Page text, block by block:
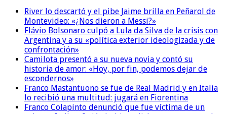
River lo descartó y el pibe Jaime brilla en Peñarol de
Montevideo: «¿Nos dieron a Messi?»
Flávio Bolsonaro culpó a Lula da Silva de la crisis con
Argentina y a su «política exterior ideologizada y de
confrontación»
Camilota presentó a su nueva novia y contó su
historia de amor: «Hoy, por fin, podemos dejar de
escondernos»
Franco Mastantuono se fue de Real Madrid y en Italia
lo recibió una multitud: jugará en Fiorentina
Franco Colapinto denunció que fue víctima de un